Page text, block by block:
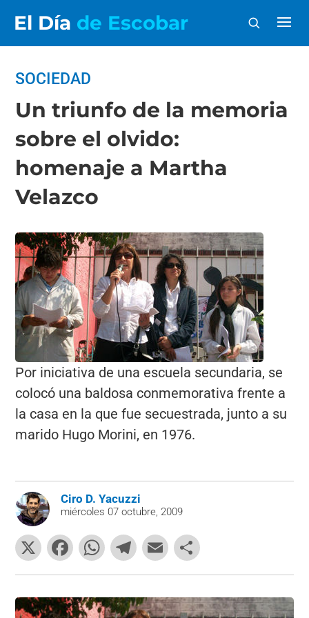
El Día de Escobar
SOCIEDAD
Un triunfo de la memoria
sobre el olvido:
homenaje a Martha
Velazco
Por iniciativa de una escuela secundaria, se
colocó una baldosa conmemorativa frente a
la casa en la que fue secuestrada, junto a su
marido Hugo Morini, en 1976.
Ciro D. Yacuzzi
miércoles 07 octubre, 2009
X
F
a
c
W
h
at
T
el
e
E
m
ai
o
m